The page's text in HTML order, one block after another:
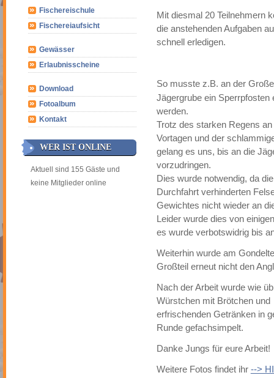
Fischereischule
Fischereiaufsicht
Gewässer
Erlaubnisscheine
Download
Fotoalbum
Kontakt
WER IST ONLINE
Aktuell sind 155 Gäste und
keine Mitglieder online
Mit diesmal 20 Teilnehmern
die anstehenden Aufgaben
schnell erledigen.
So musste z.B. an der
Jägergrube ein Sperrpfosten
werden.
Trotz des starken Regens an
Vortagen und der
gelang es uns, bis an die
vorzudringen.
Dies wurde notwendig, da
Durchfahrt verhinderten
Gewichtes nicht wieder an
Leider wurde dies von
es wurde verbotswidrig bis
Weiterhin wurde am
Großteil erneut nicht den
Nach der Arbeit wurde wie
Würstchen mit Brötchen und
erfrischenden Getränken in
Runde gefachsimpelt.
Danke Jungs für eure Arbeit!
Weitere Fotos findet ihr -->